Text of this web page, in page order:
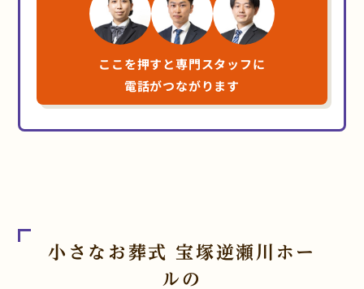
ここを押すと専門スタッフに
電話がつながります
小さなお葬式 宝塚逆瀬川ホー
ルの